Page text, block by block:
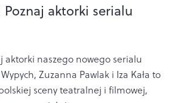
Poznaj aktorki serialu
aktorki naszego nowego serialu
Zuzanna Pawlak i Iza Kała to
sceny teatralnej i filmowej,